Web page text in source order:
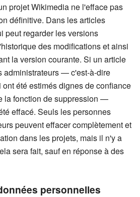
projet Wikimedia ne l'efface pas
définitive. Dans les articles
peut regarder les versions
des modifications et ainsi
la version courante. Si un article
administrateurs — c'est-à-dire
été estimés dignes de confiance
la fonction de suppression —
effacé. Seuls les personnes
peuvent effacer complètement et
dans les projets, mais il n'y a
sera fait, sauf en réponse à des
personnelles